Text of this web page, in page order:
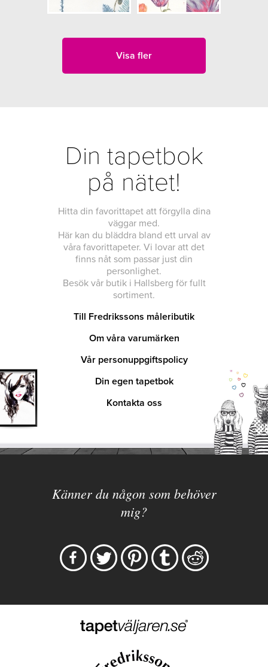
Visa fler
Din tapetbok
på nätet!
Hitta din favorittapet att förgylla dina
väggar med.
Här kan du bläddra bland ett urval av
våra favorittapeter. Vi lovar att det
finns nåt som passar just din
personlighet.
Besök vår butik i Hallsberg för fullt
sortiment.
Till Fredrikssons måleributik
Om våra varumärken
Vår personuppgiftspolicy
Din egen tapetbok
Kontakta oss
Känner du någon som behöver
mig?